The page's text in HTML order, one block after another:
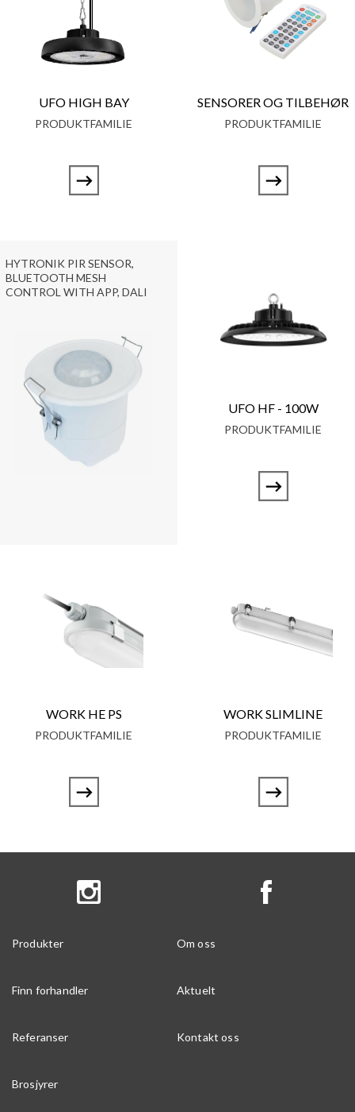
UFO HIGH BAY
PRODUKTFAMILIE
SENSORER OG TILBEHØR
PRODUKTFAMILIE
HYTRONIK PIR SENSOR,
BLUETOOTH MESH
CONTROL WITH APP, DALI
UFO HF - 100W
PRODUKTFAMILIE
WORK HE PS
PRODUKTFAMILIE
WORK SLIMLINE
PRODUKTFAMILIE
Produkter Om oss
Finn forhandler Aktuelt
Referanser Kontakt oss
Brosjyrer